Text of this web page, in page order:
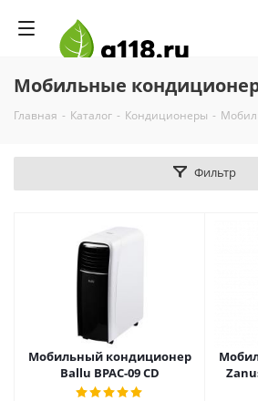
Мобильные
Главная - Каталог - Кондиционеры -
Фильтр
Мобильный кондиционер
Ballu BPAC-09 CD